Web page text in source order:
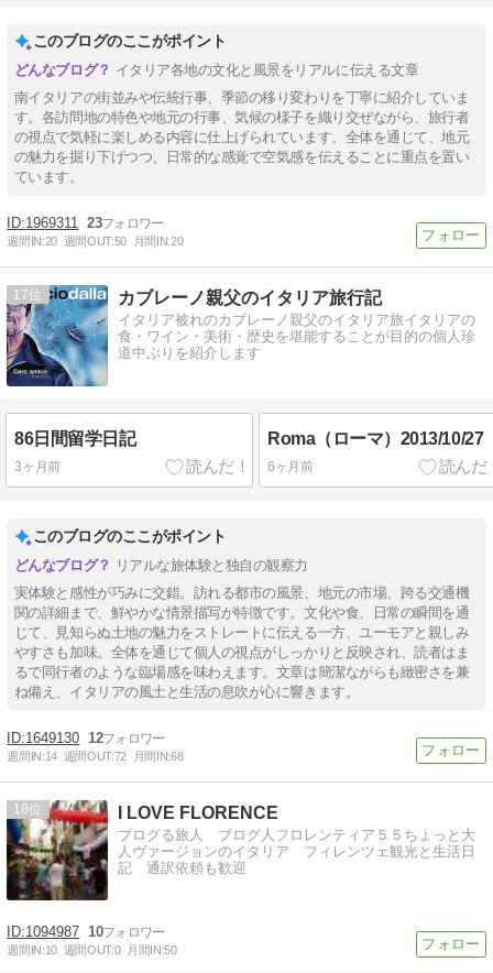
このブログのここがポイント
イタリア各地の文化と風景をリアルに伝える文章
南イタリアの街並みや伝統行事、季節の移り変わりを丁寧に紹介していま
す。各訪問地の特色や地元の行事、気候の様子を織り交ぜながら、旅行者
の視点で気軽に楽しめる内容に仕上げられています。全体を通じて、地元
の魅力を掘り下げつつ、日常的な感覚で空気感を伝えることに重点を置い
ています。
1969311 23
週間IN:20 週間OUT:50 月間IN:20
17 カブレーノ親父のイタリア旅行記
イタリア被れのカブレーノ親父のイタリア旅イタリアの
食・ワイン・美術・歴史を堪能することが目的の個人珍
道中ぶりを紹介します
86日間留学日記
3ヶ月前
Roma（ローマ）2013/10/27
6ヶ月前
このブログのここがポイント
リアルな旅体験と独自の観察力
実体験と感性が巧みに交錯。訪れる都市の風景、地元の市場、跨る交通機
関の詳細まで、鮮やかな情景描写が特徴です。文化や食、日常の瞬間を通
じて、見知らぬ土地の魅力をストレートに伝える一方、ユーモアと親しみ
やすさも加味。全体を通じて個人の視点がしっかりと反映され、読者はま
るで同行者のような臨場感を味わえます。文章は簡潔ながらも緻密さを兼
ね備え、イタリアの風土と生活の息吹が心に響きます。
1649130 12
週間IN:14 週間OUT:72 月間IN:68
18 I LOVE FLORENCE
ブログる旅人 ブログ人フロレンティア５５ちょっと大
人ヴァージョンのイタリア フィレンツェ観光と生活日
記 通訳依頼も歓迎
1094987 10
週間IN:10 週間OUT:0 月間IN:50